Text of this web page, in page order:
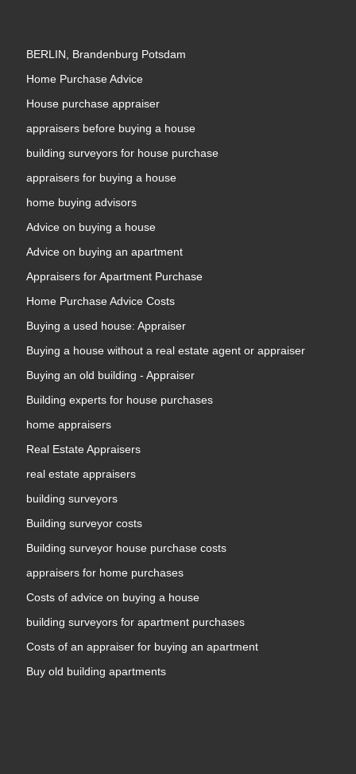
BERLIN, Brandenburg Potsdam
Home Purchase Advice
House purchase appraiser
appraisers before buying a house
building surveyors for house purchase
appraisers for buying a house
home buying advisors
Advice on buying a house
Advice on buying an apartment
Appraisers for Apartment Purchase
Home Purchase Advice Costs
Buying a used house: Appraiser
Buying a house without a real estate agent or appraiser
Buying an old building - Appraiser
Building experts for house purchases
home appraisers
Real Estate Appraisers
real estate appraisers
building surveyors
Building surveyor costs
Building surveyor house purchase costs
appraisers for home purchases
Costs of advice on buying a house
building surveyors for apartment purchases
Costs of an appraiser for buying an apartment
Buy old building apartments